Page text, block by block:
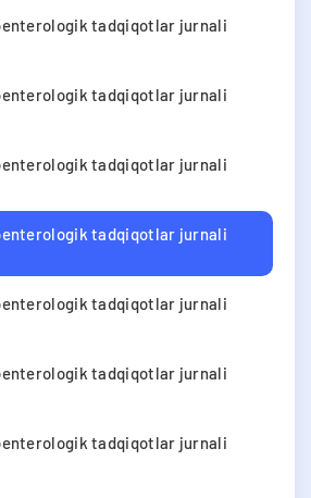
tadqiqotlar jurnali
tadqiqotlar jurnali
tadqiqotlar jurnali
tadqiqotlar jurnali
tadqiqotlar jurnali
tadqiqotlar jurnali
tadqiqotlar jurnali